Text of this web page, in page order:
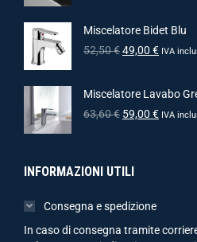
Miscelatore Bidet Blu
52,50€49,00 € IVA
Miscelatore Lavabo
63,60€ 59,00 € IVA
INFORMAZIONI UTILI
Consegna e spedizione
In caso di consegna tramite